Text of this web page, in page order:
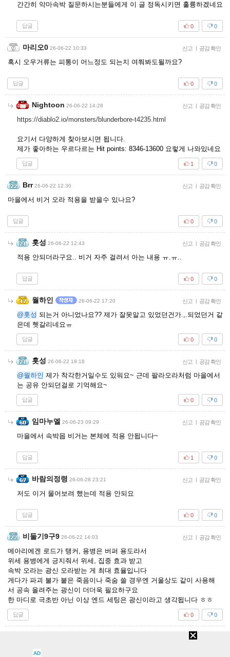
간간히 악마속박 질문하시는분들에게 이 글 정독시키면 훌륭하겠네요
답글 0
0
마리오0 26-06-22 10:33 신고 | 공감 확인
혹시 오우거류는 피통이 어느정도 되는지 여쭤봐도될까요?
답글 0
0
Nightoon 26-06-22 14:28 신고 | 공감 확인
https://diablo2.io/monsters/blunderbore-t4235.html
요기서 다양하게 찾아보시면 됩니다.
제가 좋아하는 우르다르는 Hit points: 8346-13600 요렇게 나와있네요
답글 0
1
Brr 26-06-22 12:30 신고 | 공감 확인
마을에서 비거 오라 적용을 받을수 있나요?
답글 0
0
홋성 26-06-22 12:43 신고 | 공감 확인
적용 안되더라구요.. 비거 자주 걸려서 아는 내용 ㅠ.ㅠ..
답글 0
0
월하인 26-06-22 17:20 신고 | 공감 확인
@홋성 되는거 아니었나요?? 제가 잘못알고 있었던건가.,.되었던거 같
은데 헷갈리네요ㅠ
답글 0
0
홋성 26-06-22 18:18 신고 | 공감 확인
@월하인 제가 착각한거일수도 있워요~ 근데 팔라오라처럼 마을에서
는 공유 안되던걸로 기억해요~
답글 0
0
임마누엘 26-06-23 09:29 신고 | 공감 확인
마을에서 속박몹 비거는 본체에 적용 안됩니다~
답글 0
1
바람의정령 26-06-28 23:21 신고 | 공감 확인
저도 이거 물어보려 했는데 적용 안되요
답글 0
0
비둘기9구9 26-06-22 14:03 신고 | 공감 확인
메아리에겐 로드가 탱커, 용병은 버퍼 용도라서
위세 용병에게 긍지줘서 위세, 집중 효과 받고
속박 오라는 광신 오라받는 게 최대 효율입니다
게다가 파괴 불가 붙은 죽음이나 죽숨 쓸 경우엔 거울상도 같이 사용해
서 공속 올려주는 광신이 더더욱 필요하구요
한 마디로 극초반 아닌 이상 엔드 세팅은 광신이라고 생각됩니다 ㅎㅎ
답글 0
0
신고 |
거울상은 공속영향을 받으니 광신이 좋고,
AD